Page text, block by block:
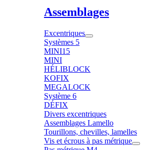
Assemblages
Excentriques
Systèmes 5
MINI15
MINI
HÉLIBLOCK
KOFIX
MEGALOCK
Système 6
DÉFIX
Divers excentriques
Assemblages Lamello
Tourillons, chevilles, lamelles
Vis et écrous à pas métrique